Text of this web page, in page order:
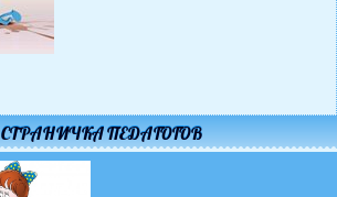
СТРАНИЧКА ПЕДАГОГОВ